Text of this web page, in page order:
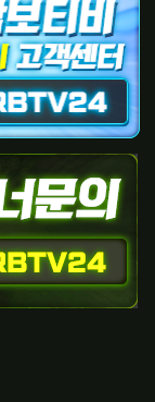
⛔람보티비 [채팅방 이용시 주의사항]
⛔람보티비 [공식보증업체 안내]